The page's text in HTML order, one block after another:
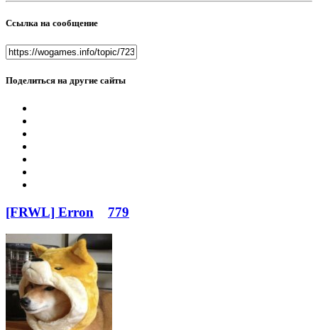
Ссылка на сообщение
Поделиться на другие сайты
[FRWL] Erron 779